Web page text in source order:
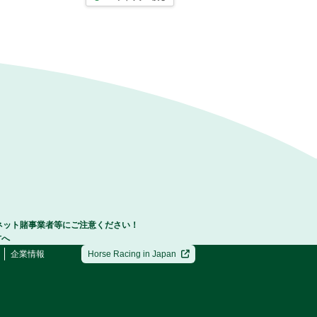
ト賭事業者等にご注意ください！
企業情報
Horse Racing in Japan